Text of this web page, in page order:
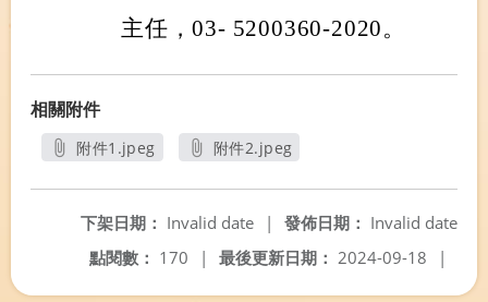
主任，03- 5200360-2020。
相關附件
附件1.jpeg
附件2.jpeg
發佈日期： Invalid date
下架日期： Invalid date
|
最後更新日期： 2024-09-18 |
點閱數： 170 |